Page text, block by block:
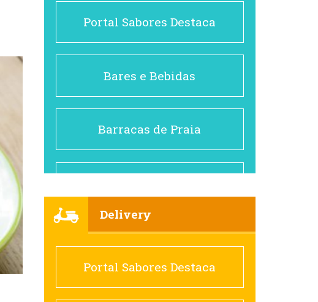
Portal Sabores Destaca
Bares e Bebidas
Barracas de Praia
Cafés
Churrascarias
Delivery
Portal Sabores Destaca